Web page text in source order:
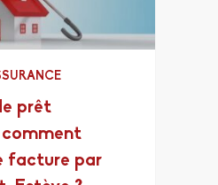
prêt
facture par